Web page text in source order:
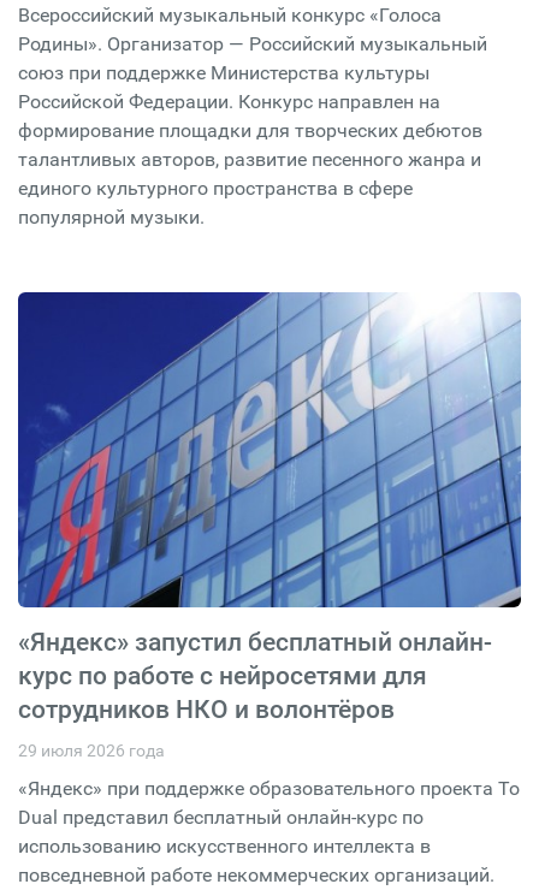
Всероссийский музыкальный конкурс «Голоса
Родины». Организатор — Российский музыкальный
союз при поддержке Министерства культуры
Российской Федерации. Конкурс направлен на
формирование площадки для творческих дебютов
талантливых авторов, развитие песенного жанра и
единого культурного пространства в сфере
популярной музыки.
«Яндекс» запустил бесплатный онлайн-
курс по работе с нейросетями для
сотрудников НКО и волонтёров
29 июля 2026 года
«Яндекс» при поддержке образовательного проекта To
Dual представил бесплатный онлайн-курс по
использованию искусственного интеллекта в
повседневной работе некоммерческих организаций.